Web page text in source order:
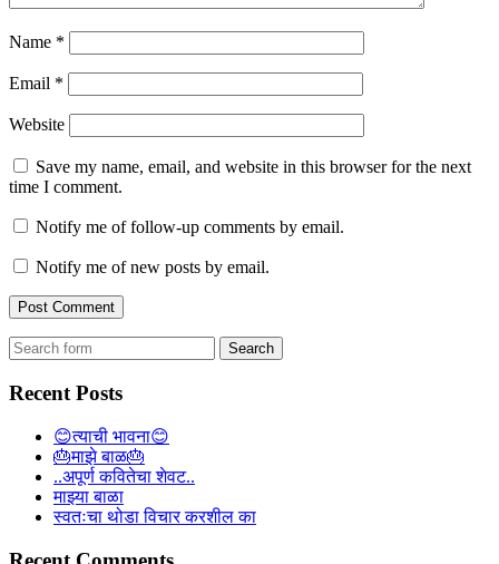
Name *
Email *
Website
Save my name, email, and website in this browser for the next
time I comment.
Notify me of follow-up comments by email.
Notify me of new posts by email.
Search
for:
Recent Posts
😊त्याची भावना😊
🎂माझे बाळ🎂
..अपूर्ण कवितेचा शेवट..
माझ्या बाळा
स्वतःचा थोडा विचार करशील का